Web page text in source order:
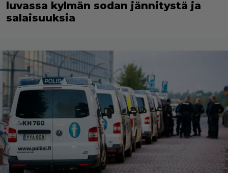
luvassa kylmän sodan jännitystä ja
salaisuuksia